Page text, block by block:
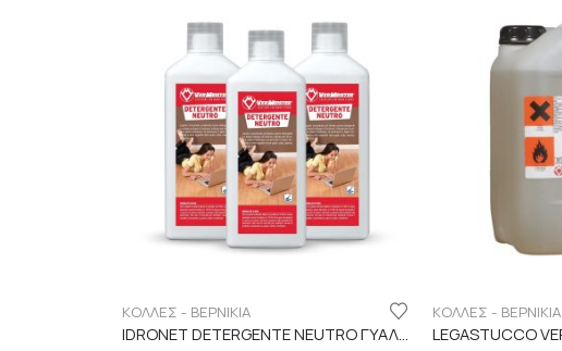
ΚΟΛΛΕΣ - ΒΕΡΝΙΚΙΑ
IDRONET DETERGENTE NEUTRO ΓΥΑΛΙΣΤΙΚΟ – ΚΑΘΑΡΙΣΤΙΚΟ ΠΑΤΩΜΑΤΟΣ
ΚΟΛΛΕΣ - ΒΕΡΝΙΚΙΑ